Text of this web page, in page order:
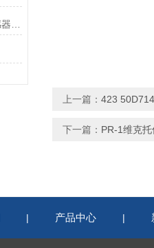
上一篇： 423
下一篇： PR-1维克
| 产品中心 |